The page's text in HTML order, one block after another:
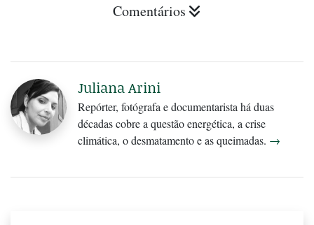
Comentários
Juliana Arini
Repórter, fotógrafa e documentarista há duas
décadas cobre a questão energética, a crise
climática, o desmatamento e as queimadas. →